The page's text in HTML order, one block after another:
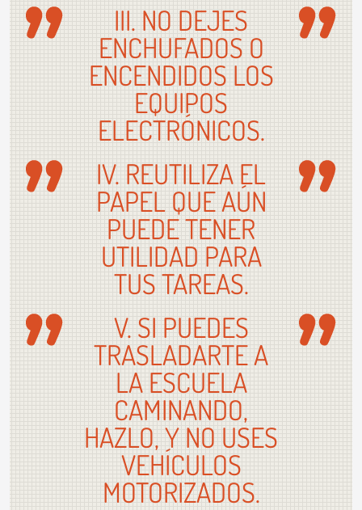
III. NO DEJES
ENCHUFADOS O
ENCENDIDOS LOS
EQUIPOS
ELECTRÓNICOS.
IV. REUTILIZA EL
PAPEL QUE AÚN
PUEDE TENER
UTILIDAD PARA
TUS TAREAS.
V. SI PUEDES
TRASLADARTE A
LA ESCUELA
CAMINANDO,
HAZLO, Y NO USES
VEHÍCULOS
MOTORIZADOS.